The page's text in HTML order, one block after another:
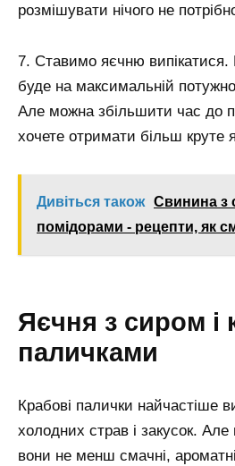
розмішувати нічого не
7. Ставимо яєчню випікатися.
буде на максимальній
Але можна збільшити час до
хочете отримати більш круте
Дивіться також Свинина з
помідорами - рецепти, як
Яєчня з сиром і
паличками
Крабові палички найчастіше
холодних страв і закусок. Але
вони не менш смачні,